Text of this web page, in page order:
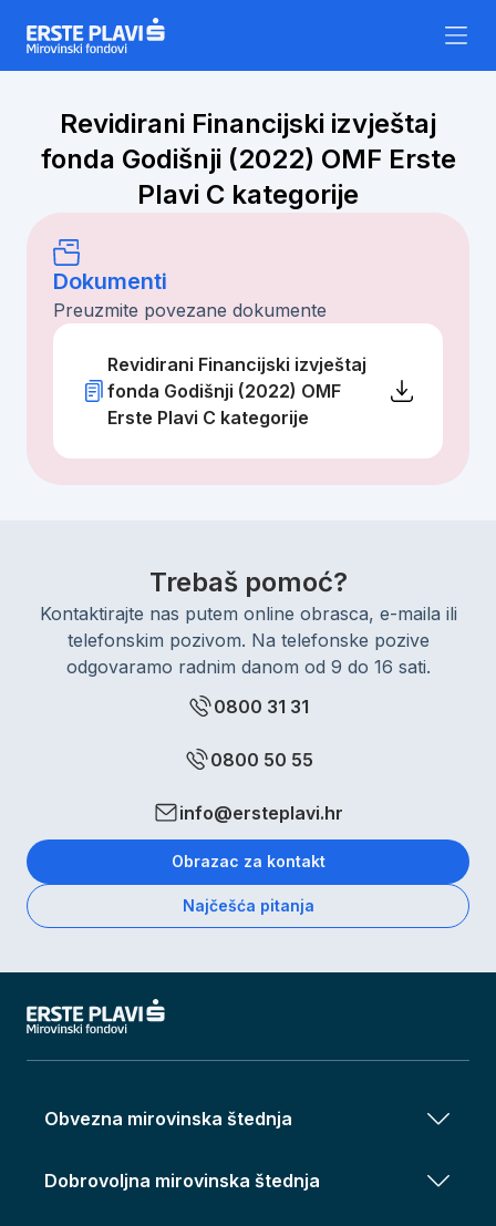
Revidirani Financijski izvještaj
fonda Godišnji (2022) OMF Erste
Plavi C kategorije
Dokumenti
Preuzmite povezane dokumente
Revidirani Financijski izvještaj
fonda Godišnji (2022) OMF
Erste Plavi C kategorije
Trebaš pomoć?
Kontaktirajte nas putem online obrasca, e-maila ili
telefonskim pozivom. Na telefonske pozive
odgovaramo radnim danom od 9 do 16 sati.
0800 31 31
0800 50 55
info@ersteplavi.hr
Obrazac za kontakt
Najčešća pitanja
Obvezna mirovinska štednja
Dobrovoljna mirovinska štednja